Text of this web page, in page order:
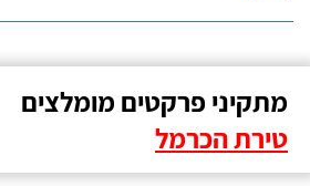
מתקיני פרקטים מומלצים
טירת הכרמל